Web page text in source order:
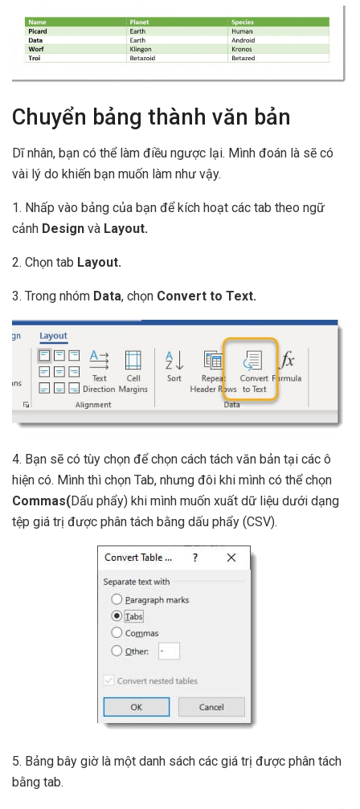
Chuyển bảng thành văn bản
Dĩ nhân, bạn có thể làm điều ngược lại. Mình đoán là sẽ có
vài lý do khiến bạn muốn làm như vậy.
1. Nhấp vào bảng của bạn để kích hoạt các tab theo ngữ
cảnh Design và Layout.
2. Chọn tab Layout.
3. Trong nhóm Data, chọn Convert to Text.
4. Bạn sẽ có tùy chọn để chọn cách tách văn bản tại các ô
hiện có. Mình thì chọn Tab, nhưng đôi khi mình có thể chọn
Commas(Dấu phẩy) khi mình muốn xuất dữ liệu dưới dạng
tệp giá trị được phân tách bằng dấu phẩy (CSV).
5. Bảng bây giờ là một danh sách các giá trị được phân tách
bằng tab.